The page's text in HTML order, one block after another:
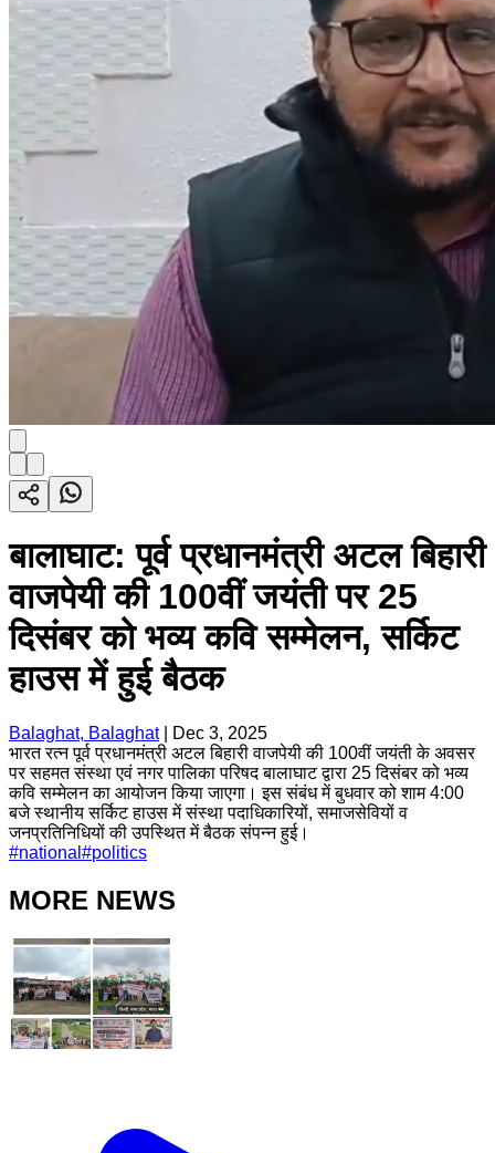
बालाघाट: पूर्व प्रधानमंत्री अटल बिहारी
वाजपेयी की 100वीं जयंती पर 25
दिसंबर को भव्य कवि सम्मेलन, सर्किट
हाउस में हुई बैठक
Balaghat, Balaghat|
Dec 3, 2025
भारत रत्न पूर्व प्रधानमंत्री अटल बिहारी वाजपेयी की 100वीं जयंती के अवसर
पर सहमत संस्था एवं नगर पालिका परिषद बालाघाट द्वारा 25 दिसंबर को भव्य
कवि सम्मेलन का आयोजन किया जाएगा। इस संबंध में बुधवार को शाम 4:00
बजे स्थानीय सर्किट हाउस में संस्था पदाधिकारियों, समाजसेवियों व
जनप्रतिनिधियों की उपस्थित में बैठक संपन्न हुई।
#national #politics
MORE NEWS